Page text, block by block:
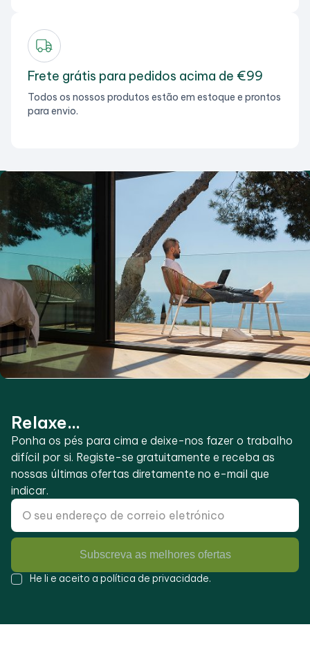
Frete grátis para pedidos acima de €99
Todos os nossos produtos estão em estoque e prontos
para envio.
Relaxe...
Ponha os pés para cima e deixe-nos fazer o trabalho
difícil por si. Registe-se gratuitamente e receba as
nossas últimas ofertas diretamente no e-mail que
indicar.
Subscreva as melhores ofertas
He li e aceito a política de privacidade.